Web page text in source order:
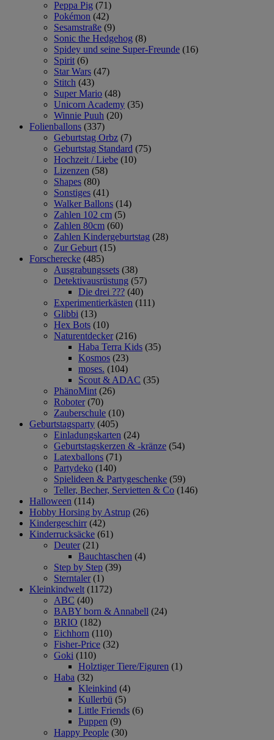
Peppa Pig (71)
Pokémon (42)
Sesamstraße (9)
Sonic the Hedgehog (8)
Spidey und seine Super-Freunde (16)
Spirit (6)
Star Wars (47)
Stitch (43)
Super Mario (48)
Unicorn Academy (35)
Winnie Puuh (20)
Folienballons (337)
Geburtstag Orbz (7)
Geburtstag Standard (75)
Hochzeit / Liebe (10)
Lizenzen (58)
Shapes (80)
Sonstiges (41)
Walker Ballons (14)
Zahlen 102 cm (5)
Zahlen 80cm (60)
Zahlen Kindergeburtstag (28)
Zur Geburt (15)
Forscherecke (485)
Ausgrabungssets (38)
Detektivausrüstung (57)
Die drei ??? (40)
Experimentierkästen (111)
Glibbi (13)
Hex Bots (10)
Naturentdecker (216)
Haba Terra Kids (35)
Kosmos (23)
moses. (104)
Scout & ADAC (35)
PhänoMint (26)
Roboter (70)
Zauberschule (10)
Geburtstagsparty (405)
Einladungskarten (24)
Geburtstagskerzen & -kränze (54)
Latexballons (71)
Partydeko (140)
Spielideen & Partygeschenke (59)
Teller, Becher, Servietten & Co (146)
Halloween (114)
Hobby Horsing by Astrup (26)
Kindergeschirr (42)
Kinderrucksäcke (61)
Deuter (21)
Bauchtaschen (4)
Step by Step (39)
Sterntaler (1)
Kleinkindwelt (1172)
ABC (40)
BABY born & Annabell (24)
BRIO (182)
Eichhorn (110)
Fisher-Price (32)
Goki (110)
Holztiger Tiere/Figuren (1)
Haba (32)
Kleinkind (4)
Kullerbü (5)
Little Friends (6)
Puppen (9)
Happy People (30)